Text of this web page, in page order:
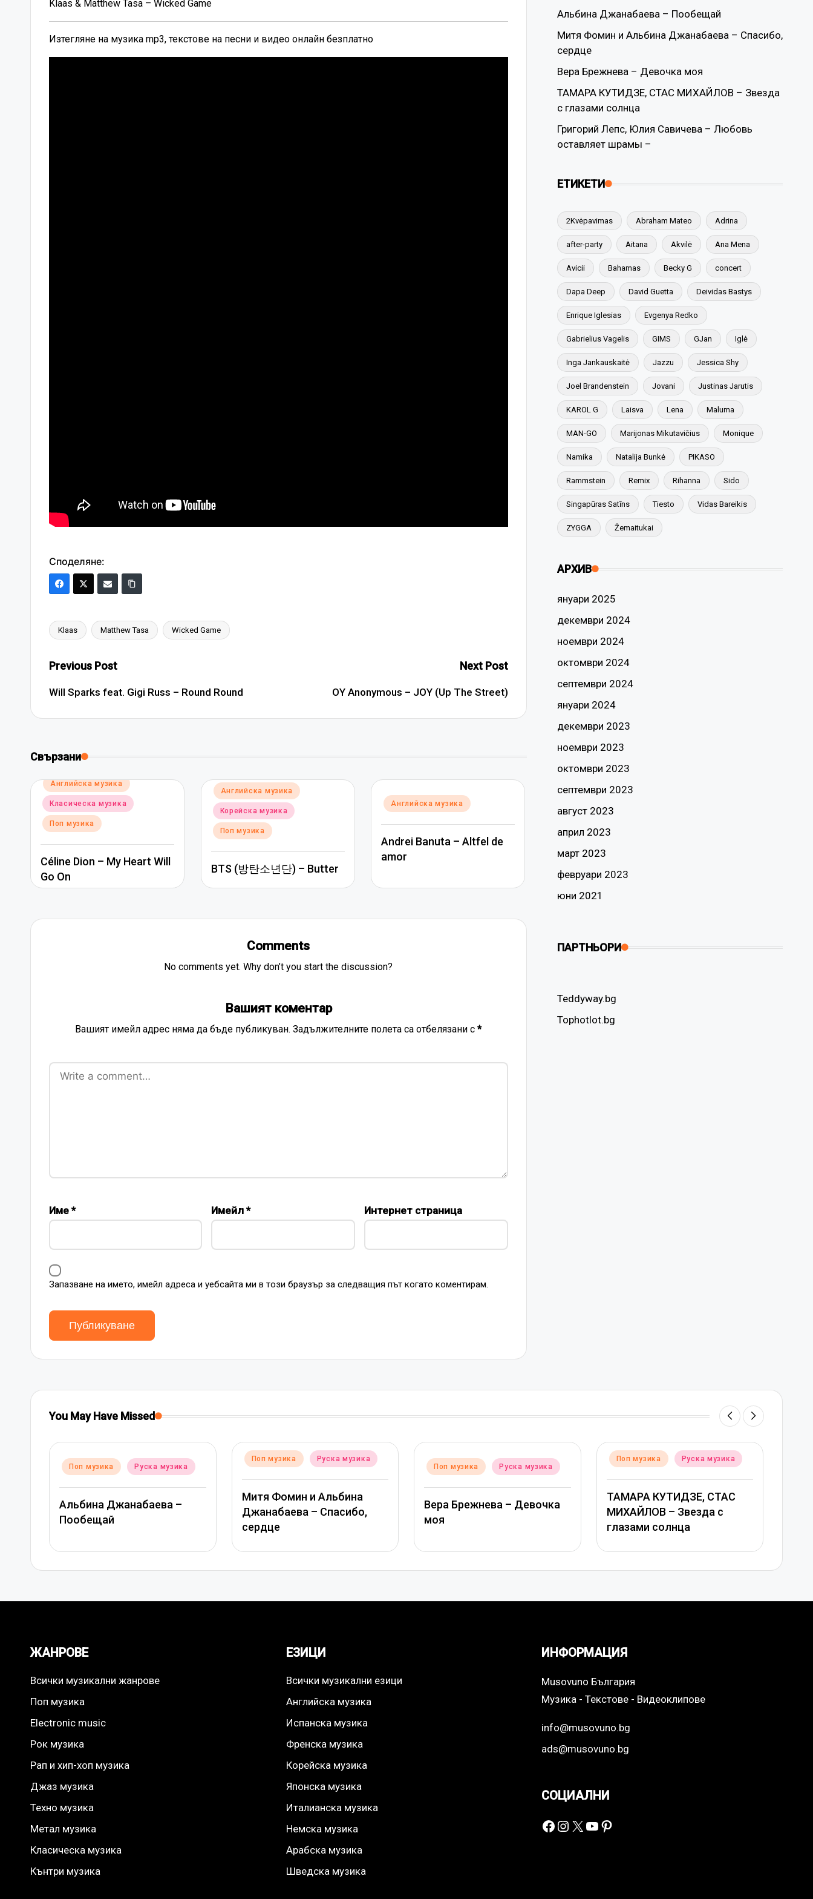
Klaas & Matthew Tasa – Wicked Game
Изтегляне на музика mp3, текстове на песни и видео онлайн безплатно
Споделяне:
Tags:
Klaas Matthew Tasa Wicked Game
Post
navigation
Previous Post
Will Sparks feat. Gigi Russ – Round Round
Next Post
OY Anonymous – JOY (Up The Street)
Свързани
Posted
in
Английска музика
Класическа музика
Поп музика
Céline Dion – My Heart Will
Go On
Posted
in
Английска музика
Корейска музика
Поп музика
BTS (방탄소년단) – Butter
Posted
Английска музика
Andrei Banuta – Altfel de
amor
Comments
No comments yet. Why don’t you start the discussion?
Вашият коментар
Вашият имейл адрес няма да бъде публикуван. Задължителните полета са отбелязани с*
Име * Имейл * Интернет страница
Запазване на името, имейл адреса и уебсайта ми в този браузър за следващия път когато коментирам.
Альбина Джанабаева – Пообещай
Митя Фомин и Альбина Джанабаева – Спасибо,
сердце
Вера Брежнева – Девочка моя
ТАМАРА КУТИДЗЕ, СТАС МИХАЙЛОВ – Звезда
с глазами солнца
Григорий Лепс, Юлия Савичева – Любовь
оставляет шрамы –
ЕТИКЕТИ
2Kvėpavimas Abraham Mateo Adrina
after-party Aitana Akvilė Ana Mena
Avicii Bahamas Becky G concert
Dapa Deep David Guetta Deividas Bastys
Enrique Iglesias Evgenya Redko
Gabrielius Vagelis GIMS GJan Iglė
Inga Jankauskaitė Jazzu Jessica Shy
Joel Brandenstein Jovani Justinas Jarutis
KAROL G Laisva Lena Maluma
MAN-GO Marijonas Mikutavičius Monique
Namika Natalija Bunkė PIKASO
Rammstein Remix Rihanna Sido
Singapūras Satīns Tiesto Vidas Bareikis
ZYGGA Žemaitukai
АРХИВ
януари 2025
декември 2024
ноември 2024
октомври 2024
септември 2024
януари 2024
декември 2023
ноември 2023
октомври 2023
септември 2023
август 2023
април 2023
март 2023
февруари 2023
юни 2021
ПАРТНЬОРИ
Teddyway.bg
Tophotlot.bg
You May Have Missed
Руска музика
Джанабаева –
Posted
in
Поп музика Руска музика
Митя Фомин и Альбина
Джанабаева – Спасибо,
Posted
in
Поп музика Руска музика
Вера Брежнева – Девочка
моя
Posted
in
Поп музика Руска музика
ТАМАРА КУТИДЗЕ, СТАС
МИХАЙЛОВ – Звезда с
Posted
Поп музика
Григорий Лепс, Юлия
Савичева – Любовь
ЖАНРОВЕ
Всички музикални жанрове
Поп музика
Electronic music
Рок музика
Рап и хип-хоп музика
Джаз музика
Техно музика
Метал музика
Класическа музика
Кънтри музика
ЕЗИЦИ
Всички музикални езици
Английска музика
Испанска музика
Френска музика
Корейска музика
Японска музика
Италианска музика
Немска музика
Арабска музика
Шведска музика
ИНФОРМАЦИЯ
Musovuno България
Музика - Текстове - Видеоклипове
info@musovuno.bg
ads@musovuno.bg
СОЦИАЛНИ
Facebook
Instagram
X YouTube
Pinterest